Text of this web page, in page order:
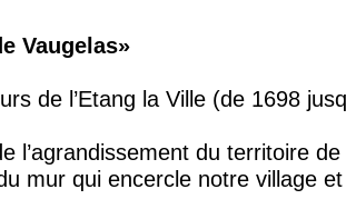
Vaugelas»
de l’Etang la Ville (de 1698
l’agrandissement du territoire
mur qui encercle notre village